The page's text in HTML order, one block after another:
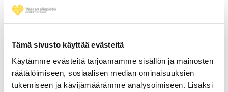
Tämä sivusto käyttää evästeitä
Käytämme evästeitä tarjoamamme sisällön ja mainosten
räätälöimiseen, sosiaalisen median ominaisuuksien
tukemiseen ja kävijämäärämme analysoimiseen. Lisäksi
mahdollisuuksia myös avaruusalalla, jossa
haluaa osaltaan vahvistaa Vaasan
yliopiston avaruusalan osaamista ja
tutkimusta.